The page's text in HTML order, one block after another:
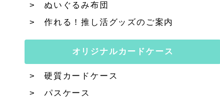
ぬいぐるみ布団
作れる！推し活グッズのご案内
オリジナルカードケース
硬質カードケース
パスケース